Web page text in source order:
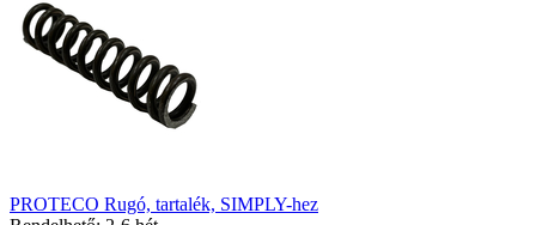
PROTECO Rugó, tartalék, SIMPLY-hez